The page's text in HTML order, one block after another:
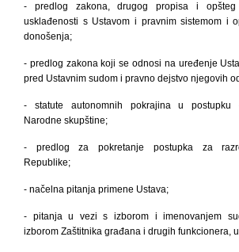
- predlog zakona, drugog propisa i
usklađenosti s Ustavom i pravnim sistemom i
donošenja;
- predlog zakona koji se odnosi na uređenje
pred Ustavnim sudom i pravno dejstvo njegovih
- statute autonomnih pokrajina u postupku
Narodne skupštine;
- predlog za pokretanje postupka za
Republike;
- načelna pitanja primene Ustava;
- pitanja u vezi s izborom i imenovanjem
izborom Zaštitnika građana i drugih funkcionera,